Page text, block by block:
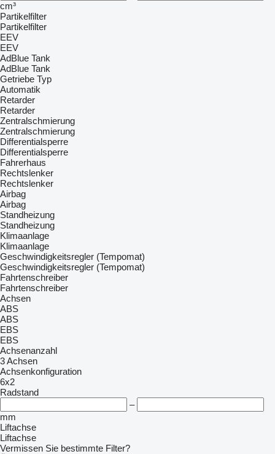
cm³
Partikelfilter
Partikelfilter
EEV
EEV
AdBlue Tank
AdBlue Tank
Getriebe Typ
Automatik
Retarder
Retarder
Zentralschmierung
Zentralschmierung
Differentialsperre
Differentialsperre
Fahrerhaus
Rechtslenker
Rechtslenker
Airbag
Airbag
Standheizung
Standheizung
Klimaanlage
Klimaanlage
Geschwindigkeitsregler (Tempomat)
Geschwindigkeitsregler (Tempomat)
Fahrtenschreiber
Fahrtenschreiber
Achsen
ABS
ABS
EBS
EBS
Achsenanzahl
3 Achsen
Achsenkonfiguration
6x2
Radstand
–
mm
Liftachse
Liftachse
Vermissen Sie bestimmte Filter?